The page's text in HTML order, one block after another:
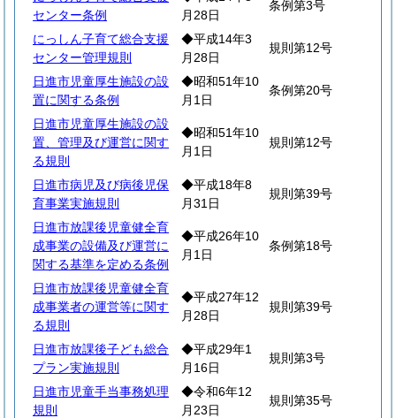
センター条例
月28日
条例第3号
にっしん子育て総合支援
センター管理規則
◆平成14年3
月28日
規則第12号
日進市児童厚生施設の設
置に関する条例
◆昭和51年10
月1日
条例第20号
日進市児童厚生施設の設
置、管理及び運営に関す
る規則
◆昭和51年10
月1日
規則第12号
日進市病児及び病後児保
育事業実施規則
◆平成18年8
月31日
規則第39号
日進市放課後児童健全育
成事業の設備及び運営に
関する基準を定める条例
◆平成26年10
月1日
条例第18号
日進市放課後児童健全育
成事業者の運営等に関す
る規則
◆平成27年12
月28日
規則第39号
日進市放課後子ども総合
プラン実施規則
◆平成29年1
月16日
規則第3号
日進市児童手当事務処理
規則
◆令和6年12
月23日
規則第35号